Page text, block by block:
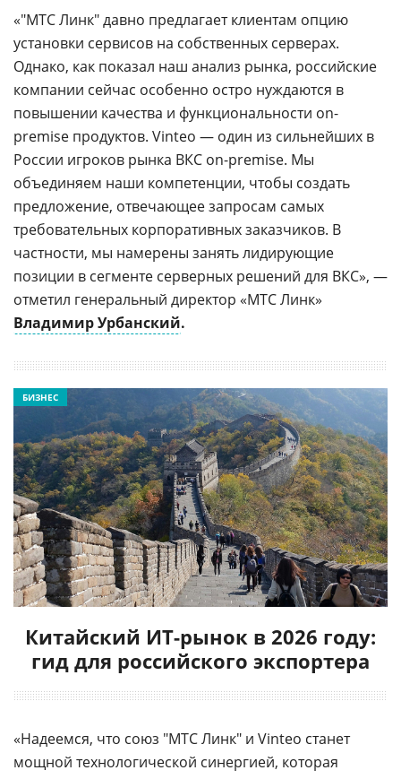
«"МТС Линк" давно предлагает клиентам опцию
установки сервисов на собственных серверах.
Однако, как показал наш анализ рынка, российские
компании сейчас особенно остро нуждаются в
повышении качества и функциональности on-
premise продуктов. Vinteo — один из сильнейших в
России игроков рынка ВКС on-premise. Мы
объединяем наши компетенции, чтобы создать
предложение, отвечающее запросам самых
требовательных корпоративных заказчиков. В
частности, мы намерены занять лидирующие
позиции в сегменте серверных решений для ВКС», —
отметил генеральный директор «МТС Линк»
Владимир Урбанский.
Китайский ИТ-рынок в 2026 году:
гид для российского экспортера
БИЗНЕС
«Надеемся, что союз "МТС Линк" и Vinteo станет
мощной технологической синергией, которая